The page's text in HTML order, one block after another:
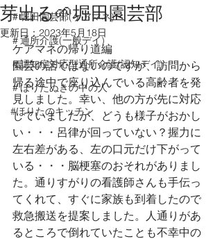
＃堀田園芸部(ケアマネ)
＃通所介護(一般デイ)
＃認知症対応型通所介護(認知デイ)
＃ほりたぬきの中の人
#ほりたのキッチン
芽出る🌱堀田園芸部
更新日： 2023年5月18日
ケアマネの帰り道編
園芸の話ではないのですが、訪問から
帰る途中で座り込んでいる高齢者を発
見しました。幸い、他の方が先に対応
していましたが、どうも様子がおかし
い・・・呂律が回っていない？握力に
左右差がある、左の口元だけ下がって
いる・・・脳梗塞のおそれがありまし
た。通りすがりの看護師さんも手伝っ
てくれて、すぐに家族も到着したので
救急搬送を提案しました。人通りがあ
るところで倒れていたことも不幸中の